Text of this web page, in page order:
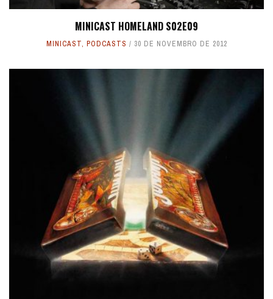
MINICAST HOMELAND S02E09
MINICAST, PODCASTS 30 DE NOVEMBRO DE 2012